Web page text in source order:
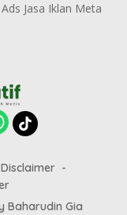
Jasa Iklan Meta
Disclaimer
Baharudin Gia